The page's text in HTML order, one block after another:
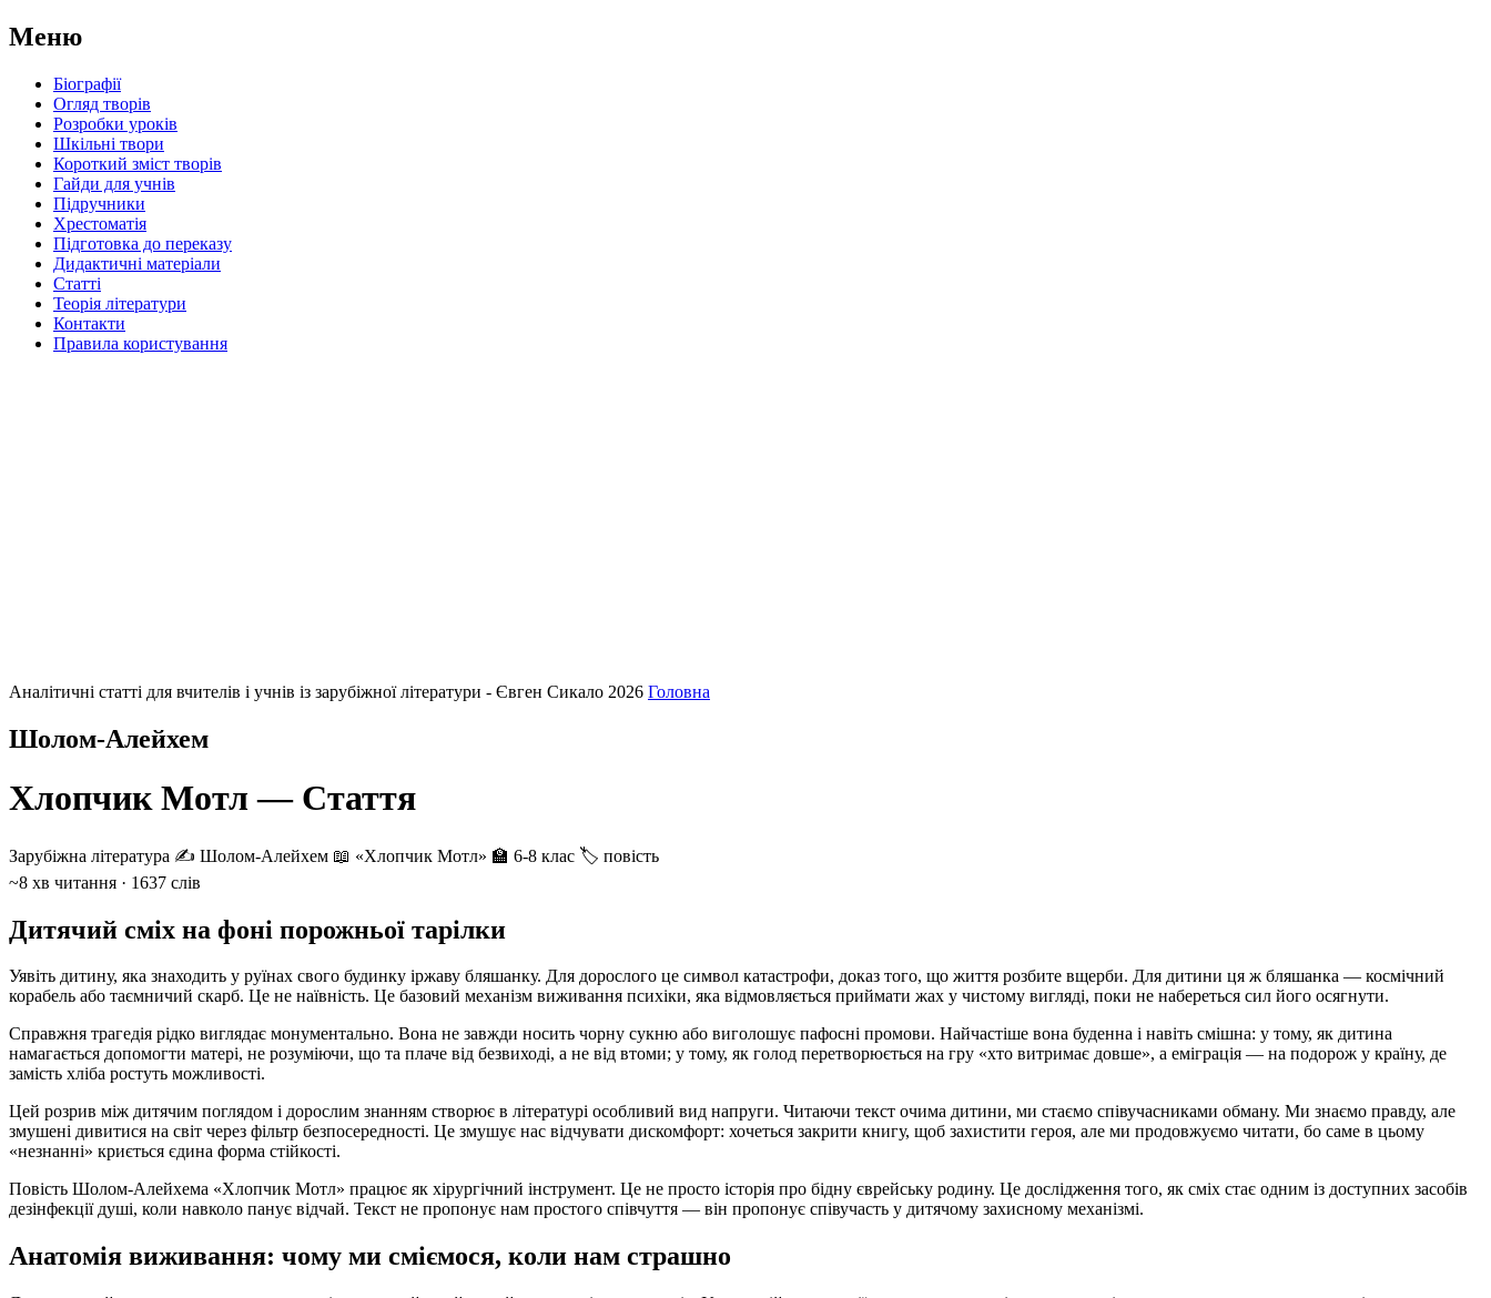
Меню
Біографії
Огляд творів
Розробки уроків
Шкільні твори
Короткий зміст творів
Гайди для учнів
Підручники
Хрестоматія
Підготовка до переказу
Дидактичні матеріали
Статті
Теорія літератури
Контакти
Правила користування
Аналітичні статті для вчителів і учнів із зарубіжної літератури - Євген Сикало 2026 Головна
Шолом-Алейхем
Хлопчик Мотл — Стаття
Зарубіжна література ✍️ Шолом-Алейхем 📖 «Хлопчик Мотл» 🏫 6-8 клас 🏷 повість
~8 хв читання · 1637 слів
Дитячий сміх на фоні порожньої тарілки
Уявіть дитину, яка знаходить у руїнах свого будинку іржаву бляшанку. Для дорослого це символ катастрофи, доказ того, що життя розбите вщерби. Для дитини ця ж бляшанка — космічний
корабель або таємничий скарб. Це не наївність. Це базовий механізм виживання психіки, яка відмовляється приймати жах у чистому вигляді, поки не набереться сил його осягнути.
Справжня трагедія рідко виглядає монументально. Вона не завжди носить чорну сукню або виголошує пафосні промови. Найчастіше вона буденна і навіть смішна: у тому, як дитина
намагається допомогти матері, не розуміючи, що та плаче від безвиході, а не від втоми; у тому, як голод перетворюється на гру «хто витримає довше», а еміграція — на подорож у країну, де
замість хліба ростуть можливості.
Цей розрив між дитячим поглядом і дорослим знанням створює в літературі особливий вид напруги. Читаючи текст очима дитини, ми стаємо співучасниками обману. Ми знаємо правду, але
змушені дивитися на світ через фільтр безпосередності. Це змушує нас відчувати дискомфорт: хочеться закрити книгу, щоб захистити героя, але ми продовжуємо читати, бо саме в цьому
«незнанні» криється єдина форма стійкості.
Повість Шолом-Алейхема «Хлопчик Мотл» працює як хірургічний інструмент. Це не просто історія про бідну єврейську родину. Це дослідження того, як сміх стає одним із доступних засобів
дезінфекції душі, коли навколо панує відчай. Текст не пропонує нам простого співчуття — він пропонує співучасть у дитячому захисному механізмі.
Анатомія виживання: чому ми сміємося, коли нам страшно